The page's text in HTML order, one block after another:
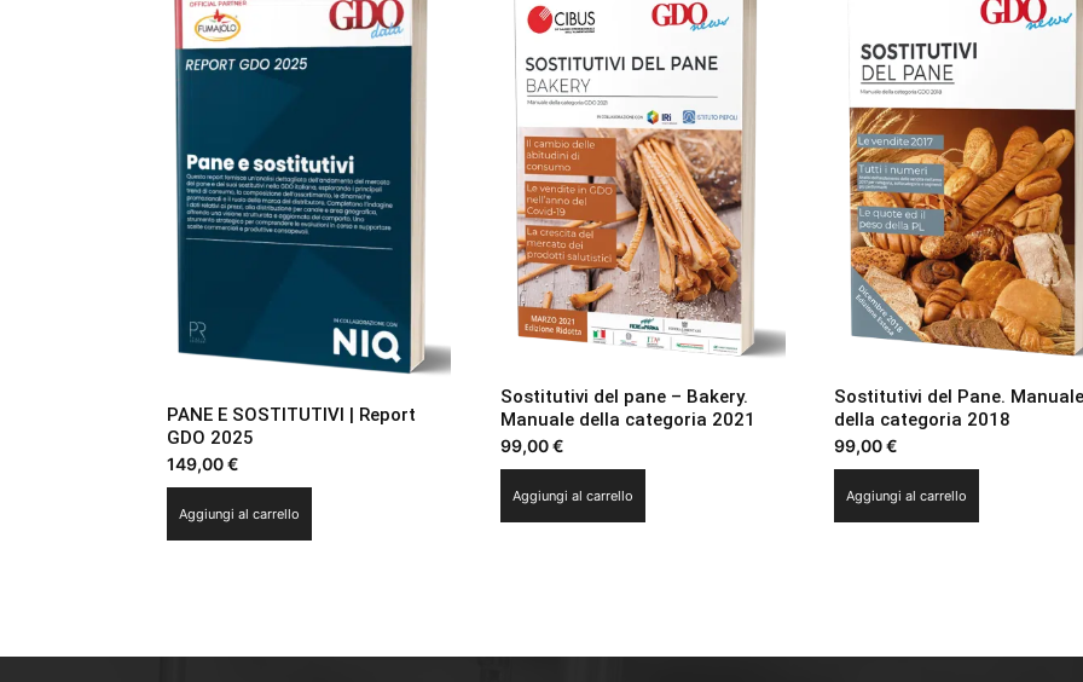
al
più
PANE E SOSTITUTIVI | Report
GDO 2025
149,00€
Aggiungi al carrello
Sostitutivi del pane – Bakery.
Manuale della categoria 2021
99,00€
Aggiungi al carrello
Sostitutivi del Pane.
della categoria 2018
99,00€
Aggiungi al carrello